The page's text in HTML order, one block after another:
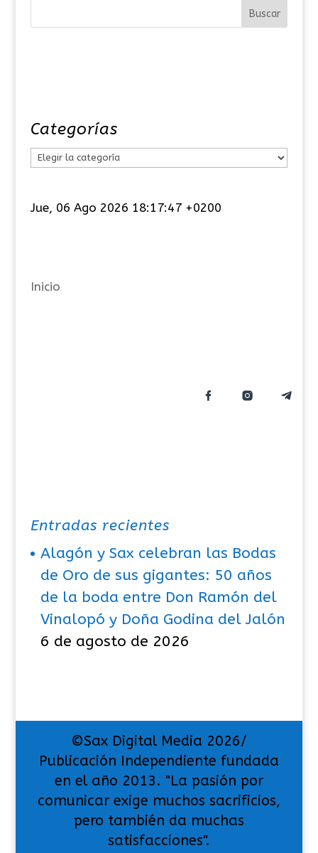
Categorías
e
í
Jue, 06 Ago 2026 18:17:47 +0200
Inicio
Entradas recientes
Alagón y Sax celebran las Bodas
de Oro de sus gigantes: 50 años
de la boda entre Don Ramón del
Vinalopó y Doña Godina del Jalón
6 de agosto de 2026
©Sax Digital Media 2026/
Publicación Independiente fundada
en el año 2013. "La pasión por
comunicar exige muchos sacrificios,
pero también da muchas
satisfacciones".